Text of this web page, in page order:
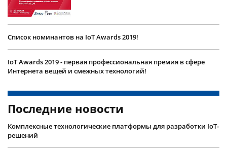
Список номинантов на IoT Awards 2019!
IoT Awards 2019 - первая профессиональная премия в сфере
Интернета вещей и смежных технологий!
Последние новости
Комплексные технологические платформы для разработки IoT-
решений